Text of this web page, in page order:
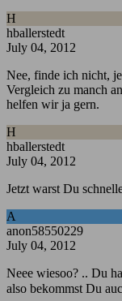
H
hballerstedt
July 04, 2012
Nee, finde ich nicht,
Vergleich zu manch
helfen wir ja gern.
H
hballerstedt
July 04, 2012
Jetzt warst Du
A
anon58550229
July 04, 2012
Neee wiesoo? .. Du
also bekommst Du